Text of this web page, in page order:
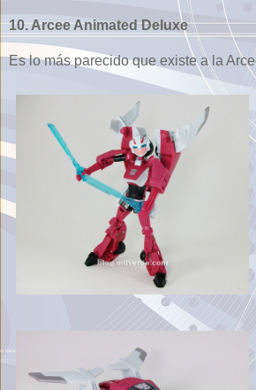
10. Arcee Animated Deluxe
Es lo más parecido que existe a la